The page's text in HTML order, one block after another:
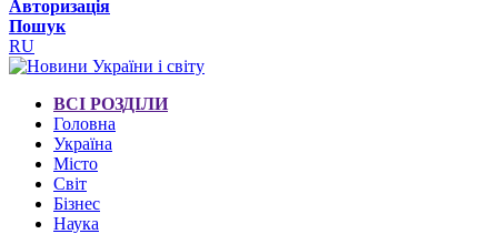
Авторизація
Пошук
RU
ВСІ РОЗДІЛИ
Головна
Україна
Місто
Світ
Бізнес
Наука